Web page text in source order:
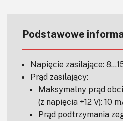
Podstawowe
Napięcie zasilające:
Prąd zasilający:
Maksymalny prąd
(z napięcia +12 V): 10
Prąd podtrzymania